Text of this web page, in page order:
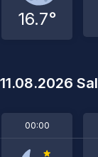
16.7°
11.08.2026
00:00